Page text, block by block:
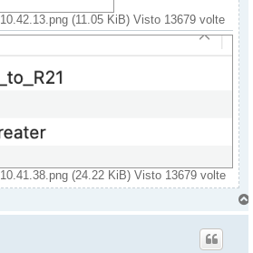
(11.05 KiB) Visto 13679 volte
(24.22 KiB) Visto 13679 volte